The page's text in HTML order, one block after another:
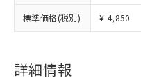
標準価格(税別) ¥ 4,850
詳細情報